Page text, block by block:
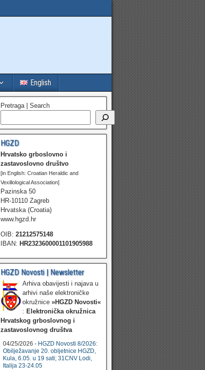
English
Pretraga | Search
HGZD
Hrvatsko grboslovno i
zastavoslovno društvo
[in English: Croatian Heraldic and
Vexillological Association]
Pazinska 50
HR-10110 Zagreb
Hrvatska (Croatia)
www.hgzd.hr
OIB: 21212575148
IBAN: HR2323600001101905988
HGZD Novosti | Newsletter
Arhiva obavijesti i najava u
arhivi naše elektroničke
okružnice »HGZD Novosti«
: Elektronička okružnica
Hrvatskog grboslovnog i
zastavoslovnog društva
04/25/2026 - HGZD Novosti 8/2026:
Obilježavanje 20. obljetnice HGZD,
Kula, 6.05. u 19 sati; 31CNV Lodi,
Italija 23-24.05